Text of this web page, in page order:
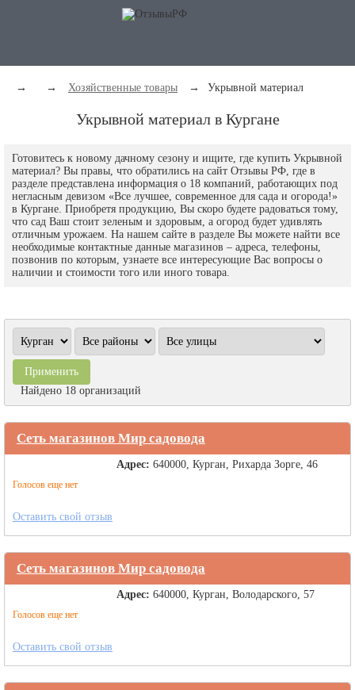
→ → Хозяйственные товары → Укрывной материал
Укрывной материал в Кургане
Готовитесь к новому дачному сезону и ищите, где купить Укрывной
материал? Вы правы, что обратились на сайт Отзывы РФ, где в
разделе представлена информация о 18 компаний, работающих под
негласным девизом «Все лучшее, современное для сада и огорода!»
в Кургане. Приобретя продукцию, Вы скоро будете радоваться тому,
что сад Ваш стоит зеленым и здоровым, а огород будет удивлять
отличным урожаем. На нашем сайте в разделе Вы можете найти все
необходимые контактные данные магазинов – адреса, телефоны,
позвонив по которым, узнаете все интересующие Вас вопросы о
наличии и стоимости того или иного товара.
Найдено 18 организаций
Сеть магазинов Мир садовода
Голосов еще нет
Адрес: 640000, Курган, Рихарда Зорге, 46
Оставить свой отзыв
Сеть магазинов Мир садовода
Голосов еще нет
Адрес: 640000, Курган, Володарского, 57
Оставить свой отзыв